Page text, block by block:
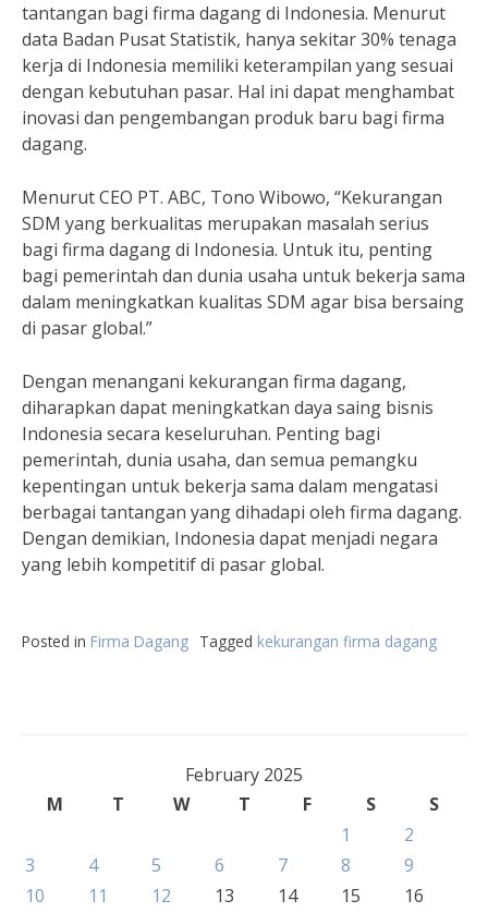
tantangan bagi firma dagang di Indonesia. Menurut
data Badan Pusat Statistik, hanya sekitar 30% tenaga
kerja di Indonesia memiliki keterampilan yang sesuai
dengan kebutuhan pasar. Hal ini dapat menghambat
inovasi dan pengembangan produk baru bagi firma
dagang.
Menurut CEO PT. ABC, Tono Wibowo, “Kekurangan
SDM yang berkualitas merupakan masalah serius
bagi firma dagang di Indonesia. Untuk itu, penting
bagi pemerintah dan dunia usaha untuk bekerja sama
dalam meningkatkan kualitas SDM agar bisa bersaing
di pasar global.”
Dengan menangani kekurangan firma dagang,
diharapkan dapat meningkatkan daya saing bisnis
Indonesia secara keseluruhan. Penting bagi
pemerintah, dunia usaha, dan semua pemangku
kepentingan untuk bekerja sama dalam mengatasi
berbagai tantangan yang dihadapi oleh firma dagang.
Dengan demikian, Indonesia dapat menjadi negara
yang lebih kompetitif di pasar global.
Posted in Firma Dagang Tagged kekurangan firma dagang
February 2025
M
T W T F S
S
1
2
3
4 5 6 7 8
9
10
11 12 13 14 15
16